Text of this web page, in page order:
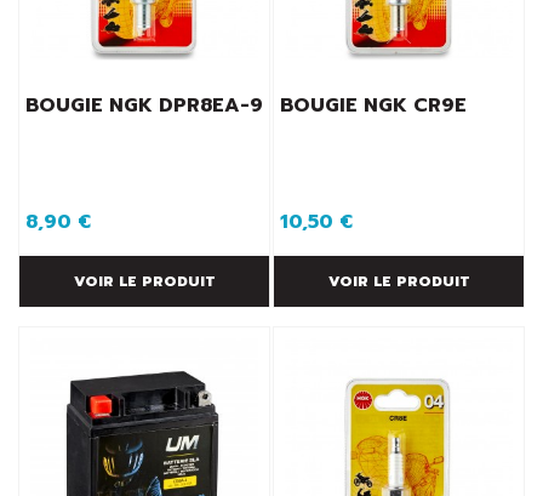
BOUGIE NGK DPR8EA-9
8,90 €
VOIR LE PRODUIT
BOUGIE NGK CR9E
10,50 €
VOIR LE PRODUIT